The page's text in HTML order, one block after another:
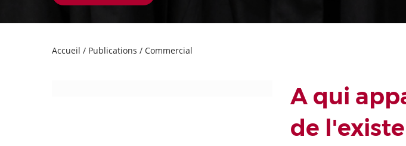
Accueil / Publications / Commercial
A qui
de